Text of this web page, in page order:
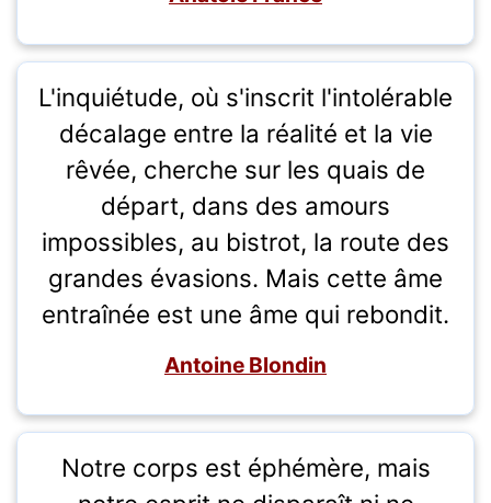
L'inquiétude, où s'inscrit l'intolérable
décalage entre la réalité et la vie
rêvée, cherche sur les quais de
départ, dans des amours
impossibles, au bistrot, la route des
grandes évasions. Mais cette âme
entraînée est une âme qui rebondit.
Antoine Blondin
Notre corps est éphémère, mais